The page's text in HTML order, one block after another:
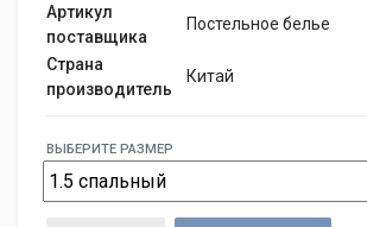
Артикул
поставщика
Постельное белье
Страна
производитель
Китай
ВЫБЕРИТЕ РАЗМЕР